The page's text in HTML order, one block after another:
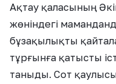
Ақтау қаласының
жөніндегі
бұзақылықты
тұрғынға қатысты
таныды. Сот